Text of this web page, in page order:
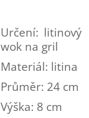
Určení: litinový
wok na gril
Materiál: litina
Průměr: 24 cm
Výška: 8 cm